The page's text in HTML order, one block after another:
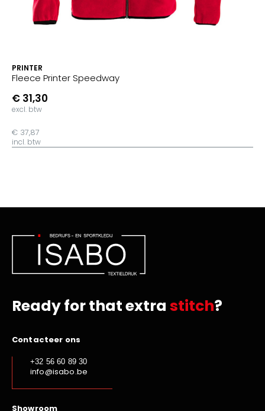
PRINTER
Fleece Printer Speedway
€ 31,30
excl. btw
€ 37,87
incl. btw
Ready for that extra stitch?
Contacteer ons
+32 56 60 89 30
info@isabo.be
Showroom